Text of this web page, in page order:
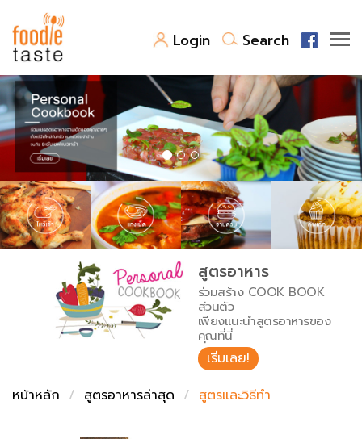
Login Search
สูตรอาหาร
สูตรอาหารล่าสุด
Top Foodie
พาไปชิม
สารพันก้นครัว
เคล็ดลับน่ารู้
เปรียบเทียบหน่วยการตวง
เปรียบเทียบอุณหภูมิ
เปรียบเทียบน้ำหนักวัตถุดิบ
FoodPedia
สร้าง Cookbook
สูตรอาหาร
ร่วมสร้าง COOK BOOK
ส่วนตัว
เพียงแนะนำสูตรอาหารของ
คุณที่นี่
เริ่มเลย!
หน้าหลัก
สูตรอาหารล่าสุด สูตรและวิธีทำ